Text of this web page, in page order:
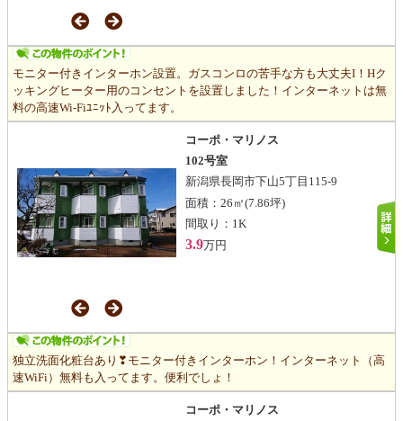
モニター付きインターホン設置。ガスコンロの苦手な方も大丈夫I！Hク
ッキングヒーター用のコンセントを設置しました！インターネットは無
料の高速Wi-Fiﾕﾆｯﾄ入ってます。
コーポ・マリノス
102号室
新潟県長岡市下山5丁目115-9
面積： 26㎡(7.86坪)
間取り： 1K
3.9万円
独立洗面化粧台あり❣モニター付きインターホン！インターネット（高
速WiFi）無料も入ってます。便利でしょ！
コーポ・マリノス